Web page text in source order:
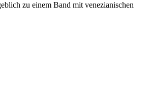
zu einem Band mit venezianischen